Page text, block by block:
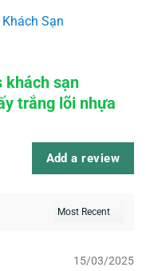
Sạn
khách sạn
trắng lõi nhựa
Add a review
15/03/2025